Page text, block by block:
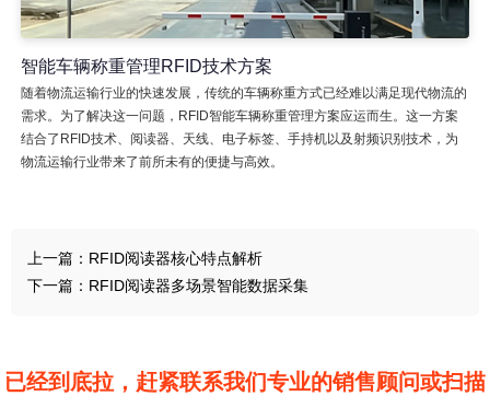
智能车辆称重管理RFID技术方案
随着物流运输行业的快速发展，传统的车辆称重方式已经难以满足现代物流的
需求。为了解决这一问题，RFID智能车辆称重管理方案应运而生。这一方案
结合了RFID技术、阅读器、天线、电子标签、手持机以及射频识别技术，为
物流运输行业带来了前所未有的便捷与高效。
上一篇： RFID阅读器核心特点解析
下一篇： RFID阅读器多场景智能数据采集
已经到底拉，赶紧联系我们专业的销售顾问或扫描